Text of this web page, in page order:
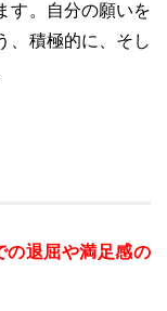
す。自分の願いを
、積極的に、そし
の退屈や満足感の